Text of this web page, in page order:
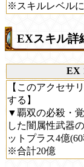
※スキルレベル
EXスキル詳
EX
【このアクセサ
する】
▼覇双の必殺・
した闇属性武器
ットプラス4億
※合計20億